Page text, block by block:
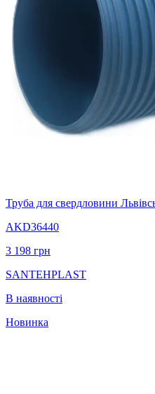
Труба для свердловини
AKD36440
3 198 грн
SANTEHPLAST
В наявності
Новинка